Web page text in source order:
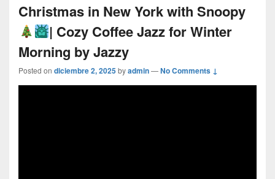
Christmas in New York with Snoopy
| Cozy Coffee Jazz for Winter
Morning by Jazzy
Posted on diciembre 2, 2025byadmin—No Comments ↓